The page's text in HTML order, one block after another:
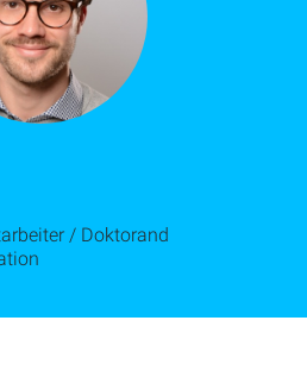
/ Doktorand